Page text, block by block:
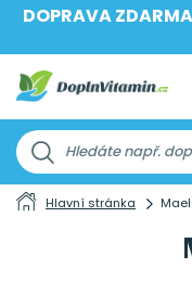
DOPRAVA ZDARMA
Hlavní stránka